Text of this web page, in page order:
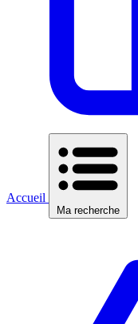
Accueil
Ma recherche